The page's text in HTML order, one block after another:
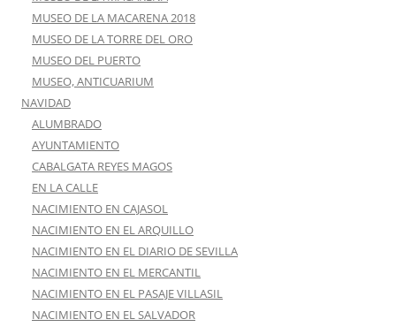
MUSEO DE LA MACARENA 2018
MUSEO DE LA TORRE DEL ORO
MUSEO DEL PUERTO
MUSEO, ANTICUARIUM
NAVIDAD
ALUMBRADO
AYUNTAMIENTO
CABALGATA REYES MAGOS
EN LA CALLE
NACIMIENTO EN CAJASOL
NACIMIENTO EN EL ARQUILLO
NACIMIENTO EN EL DIARIO DE SEVILLA
NACIMIENTO EN EL MERCANTIL
NACIMIENTO EN EL PASAJE VILLASIL
NACIMIENTO EN EL SALVADOR